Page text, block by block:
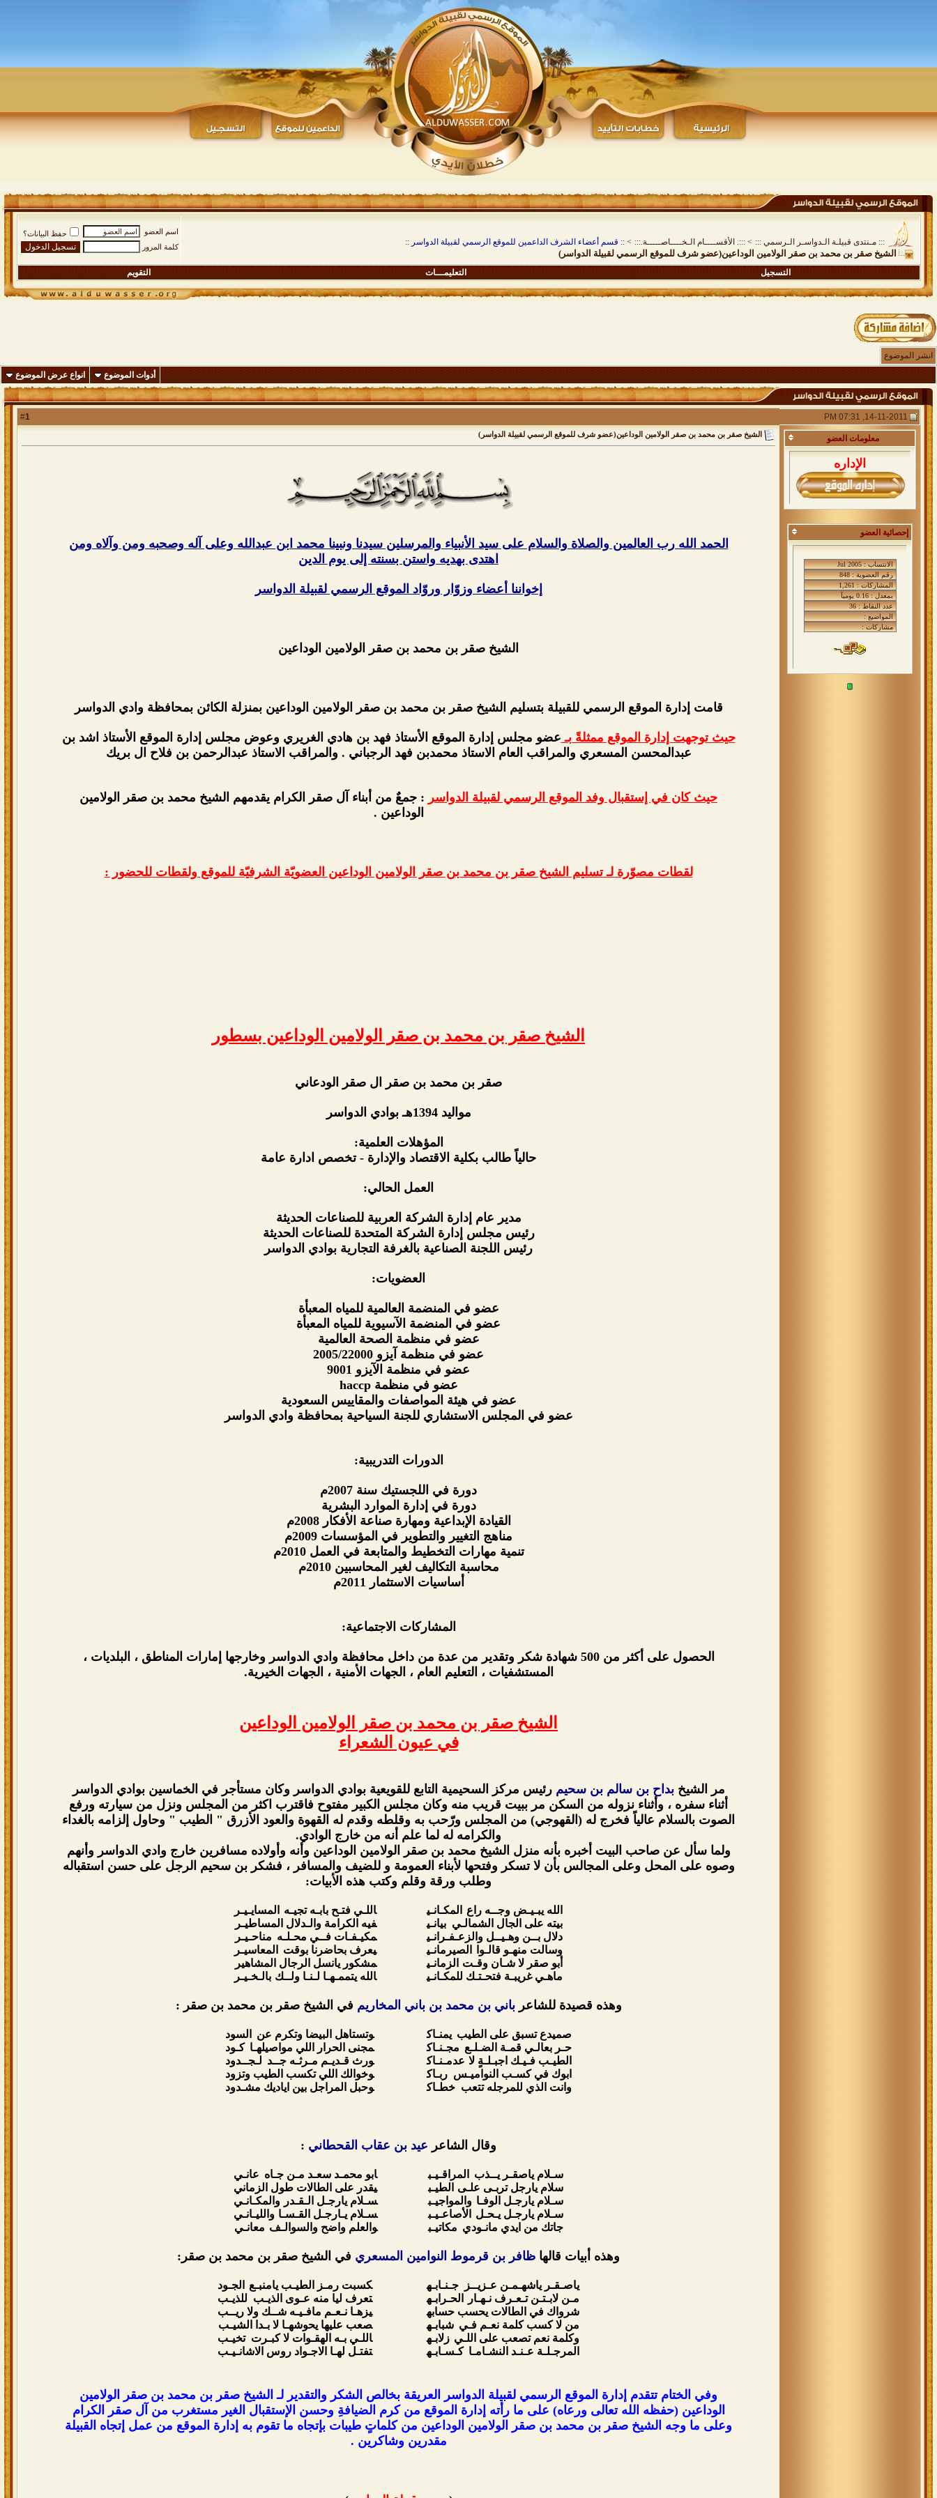
::: مـنتدى قبيلـة الـدواسـر الـرسمي ::: > :::. الأقســــام الـخــــاصـــــة.::: > :: قسم أعضاء الشرف الداعمين للموقع الرسمي لقبيلة الدواسر ::
الشيخ صقر بن محمد بن صقر الولامين الوداعين(عضو شرف للموقع الرسمي لقبيلة الدواسر)
اسم العضو
حفظ البيانات؟
كلمة المرور
التسجيل التعليمـــات التقويم
انشر الموضوع
أدوات الموضوع
انواع عرض الموضوع
1
معلومات العضو
الإداره
إحصائية العضو
الشيخ صقر بن محمد بن صقر الولامين الوداعين(عضو شرف للموقع الرسمي لقبيلة الدواسر)
الحمد الله رب العالمين والصلاة والسلام على سيد الأنبياء والمرسلين سيدنا ونبينا محمد ابن عبدالله وعلى آله وصحبه ومن وآلاه ومن
اهتدى بهديه واستن بسنته إلى يوم الدين
إخواننا أعضاء وزوّار وروّاد الموقع الرسمي لقبيلة الدواسر
الشيخ صقر بن محمد بن صقر الولامين الوداعين
قامت إدارة الموقع الرسمي للقبيلة بتسليم الشيخ صقر بن محمد بن صقر الولامين الوداعين بمنزلة الكائن بمحافظة وادي الدواسر
حيث توجهت إدارة الموقع ممثلةً بـ عضو مجلس إدارة الموقع الأستاذ فهد بن هادي الغريري وعوض مجلس إدارة الموقع الأستاذ اشد بن
عبدالمحسن المسعري والمراقب العام الاستاذ محمدبن فهد الرجباني . والمراقب الاستاذ عبدالرحمن بن فلاح ال بريك
حيث كان في إستقبال وفد الموقع الرسمي لقبيلة الدواسر : جمعٌ من أبناء آل صقر الكرام يقدمهم الشيخ محمد بن صقر الولامين
الوداعين .
لقطات مصوّرة لـ تسليم الشيخ صقر بن محمد بن صقر الولامين الوداعين العضويّة الشرفيّة للموقع ولقطات للحضور :
الشيخ صقر بن محمد بن صقر الولامين الوداعين بسطور
صقر بن محمد بن صقر ال صقر الودعاني
مواليد 1394هـ بوادي الدواسر
المؤهلات العلمية:
حالياً طالب بكلية الاقتصاد والإدارة - تخصص ادارة عامة
العمل الحالي:
مدير عام إدارة الشركة العربية للصناعات الحديثة
رئيس مجلس إدارة الشركة المتحدة للصناعات الحديثة
رئيس اللجنة الصناعية بالغرفة التجارية بوادي الدواسر
العضويات:
عضو في المنضمة العالمية للمياه المعبأة
عضو في المنضمة الآسيوية للمياه المعبأة
عضو في منظمة الصحة العالمية
عضو في منظمة آيزو 2005/22000
عضو في منظمة الآيزو 9001
عضو في منظمة haccp
عضو في هيئة المواصفات والمقاييس السعودية
عضو في المجلس الاستشاري للجنة السياحية بمحافظة وادي الدواسر
الدورات التدريبية:
دورة في اللجستيك سنة 2007م
دورة في إدارة الموارد البشرية
القيادة الإبداعية ومهارة صناعة الأفكار 2008م
مناهج التغيير والتطوير في المؤسسات 2009م
تنمية مهارات التخطيط والمتابعة في العمل 2010م
محاسبة التكاليف لغير المحاسبين 2010م
أساسيات الاستثمار 2011م
المشاركات الاجتماعية:
الحصول على أكثر من 500 شهادة شكر وتقدير من عدة من داخل محافظة وادي الدواسر وخارجها إمارات المناطق ، البلديات ،
المستشفيات ، التعليم العام ، الجهات الأمنية ، الجهات الخيرية.
الشيخ صقر بن محمد بن صقر الولامين الوداعين
في عيون الشعراء
مر الشيخبداح بن سالم بن سحيمرئيس مركز السحيمية التابع للقويعية بوادي الدواسر وكان مستأجر في الخماسين بوادي الدواسر
أثناء سفره ، وأثناء نزوله من السكن مر ببيت قريب منه وكان مجلس الكبير مفتوح فاقترب اكثر من المجلس ونزل من سيارته ورفع
الصوت بالسلام عالياً فخرج له (القهوجي) من المجلس ورّحب به وقلطه وقدم له القهوة والعود الأزرق " الطيب " وحاول إلزامه بالغداء
والكرامه له لما علم أنه من خارج الوادي.
ولما سأل عن صاحب البيت أخبره بأنه منزل الشيخ محمد بن صقر الولامين الوداعين وأنه وأولاده مسافرين خارج وادي الدواسر وأنهم
وصوه على المحل وعلى المجالس بأن لا تسكر وفتحها لأبناء العمومة و للضيف والمسافر ، فشكر بن سحيم الرجل على حسن استقباله
وطلب ورقة وقلم وكتب هذه الأبيات:
الله يبـيـض وجــه راع المكـانـي اللـي فتـح بابـه تجيـه
المسايـيـر
بيته على الجال الشمالـي بيانـي
فيه الكرامة والـدلال المساطيـر
دلال بــن وهـيــل والزعـفـرانـي
مكيـفـات فــي محـلـه مناحـيـر
وسالت منهـو قالـوا
الصيرمانـي يعرف بحاضرنا بوقت
المعاسيـر
أبو صقر لا شـان وقـت
الزمانـي
مشكور يانسل الرجال المشاهير
ماهـي غريبـة فتحـتـك للمكـانـي
الله يتممـهـا لـنـا ولــك بالـخـيـر
وهذه قصيدة للشاعرباني بن محمد بن باني المخاريم في الشيخ صقر بن محمد بن صقر :
صميدع تسبق على الطيب يمنـاك وتستاهل البيضا وتكرم عن
السود
حـر بعالـي قمـة الضـلـع مجـنـاك مجنى الحرار اللي مواصيلهـا كـود
الطيـب فـيـك اجبـلـةٍ لا عدمـنـاك ورث قـديـم مـرثـه جــد لـجــدود
ابوك في كسـب النواميـس ربـاك
وخوالك اللي تكسب الطيب وتزود
وانت الذي للمرجله تتعب خطـاك
وحبل المراجل بين اياديك مشـدود
وقال الشاعر عيد بن عقاب القحطاني :
سـلام ياصقـر يــذب المراقـيـب ابو محمـد سعـد مـن جـاه عانـي
سلام يارجل تربـى علـى
الطيـب
يقدر على الطالات طول الزماني
سـلام يارجـل الوفـا والمواجيـب سـلام يارجـل الـقـدر والمكـانـي
سـلام يارجـل يـحـل
الأصاعـيـب سـلام يـارجـل القـسـا والليـانـي
جاتك من ايدي مانـودي مكاتيـب والعلم واضح والسوالـف معانـي
وهذه أبيات قالها ظافر بن قرموط النوامين المسعري في الشيخ صقر بن محمد بن صقر:
ياصـقـر ياشهـمـن عـزيــز جـنـابـه كسبت رمـز الطيـب يامنبـع
الجـود
مـن لابـتـن تـعـرف نـهـار
الحـرابـه
تعرف ليا منه عـوى الذيـب للذيـب
شرواك في الطالات يحسب حسابه
يزهـا نـعـم مافـيـه شــك ولا ريــب
من لا كسب كلمة نعـم فـي شبابـه
صعب عليها يحوشهـا لا بـدا الشيـب
وكلمة نعم تصعب على اللـي زلابـه
اللـي بـه الهقـوات لا كبـرت تخيـب
المرجـلـة عـنـد النشـامـا كـسـابـه تفتـل لهـا الاجـواد روس الاشانـيـب
وفي الختام تتقدم إدارة الموقع الرسمي لقبيلة الدواسر العريقة بخالص الشكر والتقدير لـ الشيخ صقر بن محمد بن صقر الولامين
الوداعين (حفظه الله تعالى ورعاه) على ما رأته إدارة الموقع من كرم الضيافةِ وحسن الإستقبال الغير مستغرب من آل صقر الكرام
وعلى ما وجه الشيخ صقر بن محمد بن صقر الولامين الوداعين من كلماتٍ طيبات بإتجاه ما تقوم به إدارة الموقع من عمل إتجاه القبيلة
مقدرين وشاكرين .